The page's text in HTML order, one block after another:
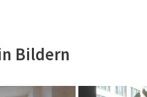
Bildern